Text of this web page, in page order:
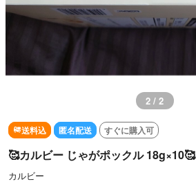
1 / 2
送料込 匿名配送 すぐに購入可
🥰カルビー じゃがポックル 18g×10🥰
カルビー